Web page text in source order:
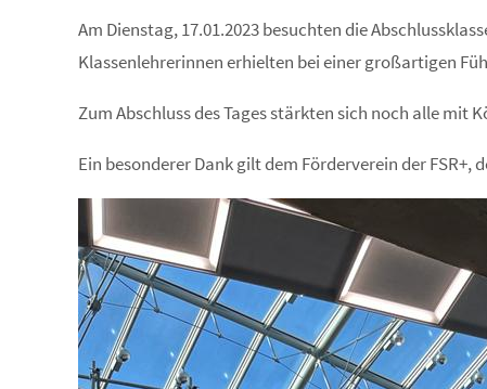
Am Dienstag, 17.01.2023 besuchten die
Klassenlehrerinnen erhielten bei einer großartigen
Zum Abschluss des Tages stärkten sich noch alle mit
Ein besonderer Dank gilt dem Förderverein der